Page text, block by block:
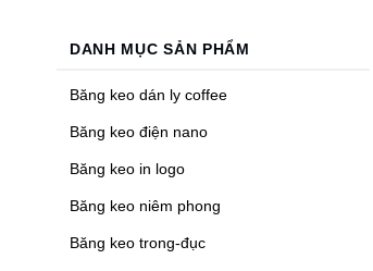
DANH MỤC SẢN PHẨM
Băng keo dán ly coffee
Băng keo điện nano
Băng keo in logo
Băng keo niêm phong
Băng keo trong-đục